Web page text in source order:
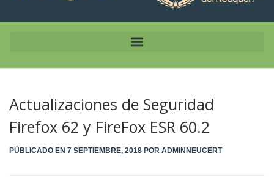
Actualizaciones de Seguridad
Firefox 62 y FireFox ESR 60.2
PÚBLICADO EN 7 SEPTIEMBRE, 2018 POR ADMINNEUCERT